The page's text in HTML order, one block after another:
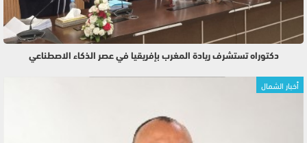
دكتوراه تستشرف ريادة المغرب بإفريقيا في عصر الذكاء الاصطناعي
أخبار الشمال